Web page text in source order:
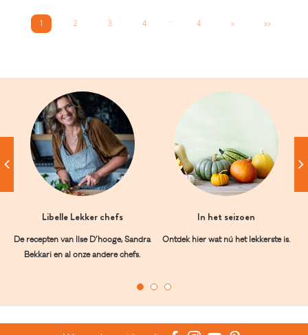
1 2 3 4 ... 4 > >>
Libelle Lekker chefs
De recepten van Ilse D’hooge, Sandra
Bekkari en al onze andere chefs.
In het seizoen
Ontdek hier wat nú het lekkerste is.